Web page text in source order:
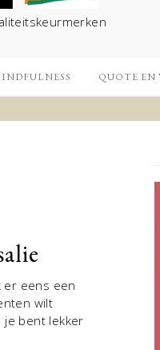
QUOTE EN
er eens een
wilt
je bent lekker